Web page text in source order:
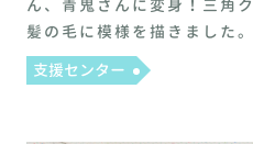
ん、青鬼さんに変身！三角
髪の毛に模様を描きました
支援センター